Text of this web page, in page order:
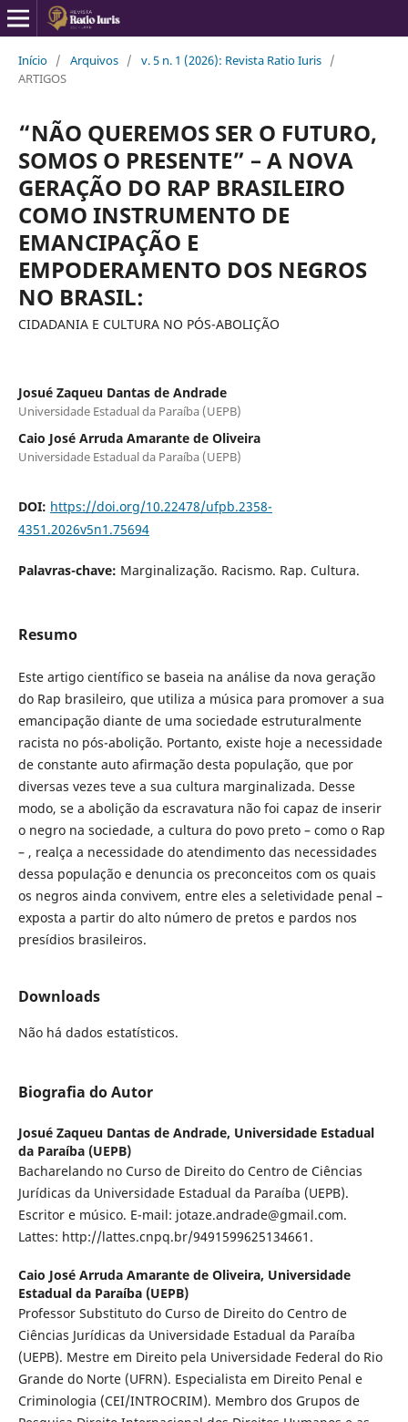
Início / Arquivos / v. 5 n. 1 (2026): Revista Ratio Iuris /
ARTIGOS
“NÃO QUEREMOS SER O FUTURO,
SOMOS O PRESENTE” – A NOVA
GERAÇÃO DO RAP BRASILEIRO
COMO INSTRUMENTO DE
EMANCIPAÇÃO E
EMPODERAMENTO DOS NEGROS
NO BRASIL:
CIDADANIA E CULTURA NO PÓS-ABOLIÇÃO
Josué Zaqueu Dantas de Andrade
Universidade Estadual da Paraíba (UEPB)
Caio José Arruda Amarante de Oliveira
Universidade Estadual da Paraíba (UEPB)
DOI: https://doi.org/10.22478/ufpb.2358-
4351.2026v5n1.75694
Palavras-chave: Marginalização. Racismo. Rap. Cultura.
Resumo
Este artigo científico se baseia na análise da nova geração
do Rap brasileiro, que utiliza a música para promover a sua
emancipação diante de uma sociedade estruturalmente
racista no pós-abolição. Portanto, existe hoje a necessidade
de constante auto afirmação desta população, que por
diversas vezes teve a sua cultura marginalizada. Desse
modo, se a abolição da escravatura não foi capaz de inserir
o negro na sociedade, a cultura do povo preto – como o Rap
– , realça a necessidade do atendimento das necessidades
dessa população e denuncia os preconceitos com os quais
os negros ainda convivem, entre eles a seletividade penal –
exposta a partir do alto número de pretos e pardos nos
presídios brasileiros.
Downloads
Não há dados estatísticos.
Biografia do Autor
Josué Zaqueu Dantas de Andrade, Universidade Estadual
da Paraíba (UEPB)
Bacharelando no Curso de Direito do Centro de Ciências
Jurídicas da Universidade Estadual da Paraíba (UEPB).
Escritor e músico. E-mail: jotaze.andrade@gmail.com.
Lattes: http://lattes.cnpq.br/9491599625134661.
Caio José Arruda Amarante de Oliveira, Universidade
Estadual da Paraíba (UEPB)
Professor Substituto do Curso de Direito do Centro de
Ciências Jurídicas da Universidade Estadual da Paraíba
(UEPB). Mestre em Direito pela Universidade Federal do Rio
Grande do Norte (UFRN). Especialista em Direito Penal e
Criminologia (CEI/INTROCRIM). Membro dos Grupos de